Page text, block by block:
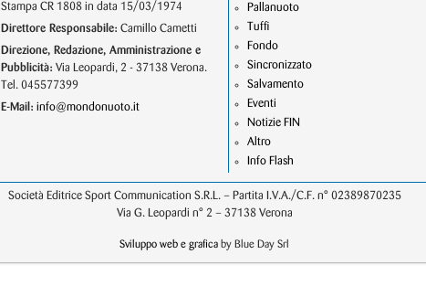
Stampa CR 1808 in data 15/03/1974
Direttore Responsabile: Camillo Cametti
Direzione, Redazione, Amministrazione e
Pubblicità: Via Leopardi, 2 - 37138 Verona.
Tel. 045577399
E-Mail: info@mondonuoto.it
Pallanuoto
Tuffi
Fondo
Sincronizzato
Salvamento
Eventi
Notizie FIN
Altro
Info Flash
Società Editrice Sport Communication S.R.L. – Partita I.V.A./C.F. n° 02389870235
Via G. Leopardi n° 2 – 37138 Verona
Sviluppo web e grafica by Blue Day Srl